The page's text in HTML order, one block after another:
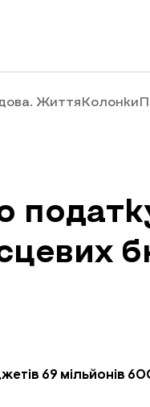
ЖиттяКолонки
69 мільйонів